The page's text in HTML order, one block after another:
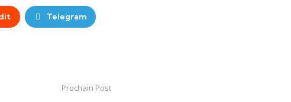
Telegram
Prochain Post